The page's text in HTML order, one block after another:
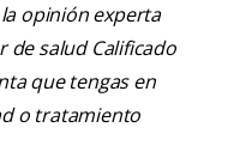
opinión experta
salud Calificado
que tengas en
o tratamiento